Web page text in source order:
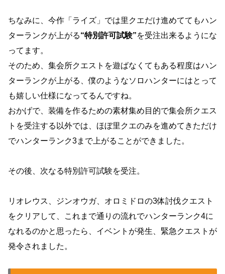
ちなみに、今作「ライズ」では里クエだけ進めててもハン
ターランクが上がる“特別許可試験”を受注出来るようにな
ってます。
そのため、集会所クエストを遊ばなくてもある程度はハン
ターランクが上がる、僕のようなソロハンターにはとって
も嬉しい仕様になってるんですね。
おかげで、装備を作るための素材集め目的で集会所クエス
トを受注する以外では、ほぼ里クエのみを進めてきただけ
でハンターランク3まで上がることができました。
その後、次なる特別許可試験を受注。
リオレウス、ジンオウガ、オロミドロの3体討伐クエスト
をクリアして、これまで通りの流れでハンターランク4に
なれるのかと思ったら、イベントが発生、緊急クエストが
発令されました。